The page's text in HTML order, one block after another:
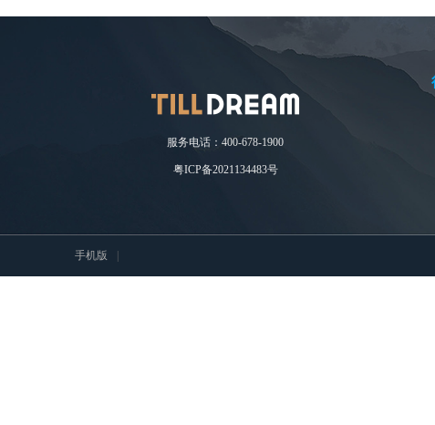
服务电话：400-678-1900
粤ICP备2021134483号
手机版